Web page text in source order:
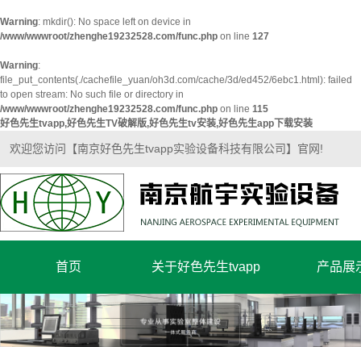
Warning: mkdir(): No space left on device in
/www/wwwroot/zhenghe19232528.com/func.php on line 127
Warning:
file_put_contents(./cachefile_yuan/oh3d.com/cache/3d/ed452/6ebc1.html): failed
to open stream: No such file or directory in
/www/wwwroot/zhenghe19232528.com/func.php on line 115
好色先生tvapp,好色先生TV破解版,好色先生tv安装,好色先生app下载安装
欢迎您访问【南京好色先生tvapp实验设备科技有限公司】官网!
首页 关于好色先生tvapp
公司简介
企业文化
产品展
超净实验
实验室家